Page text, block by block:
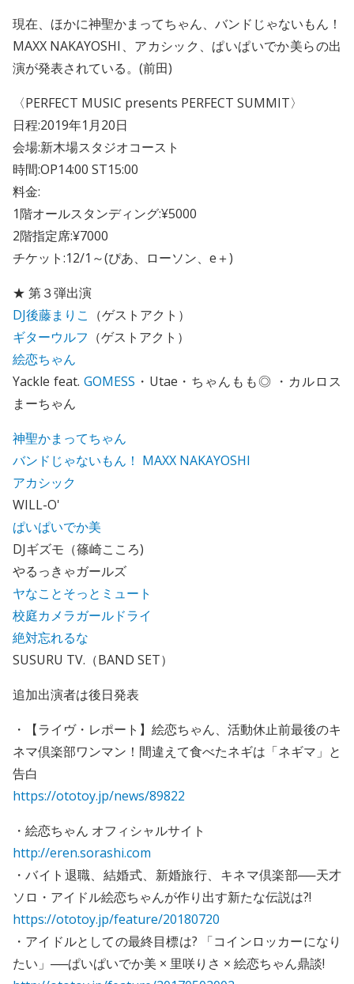
現在、ほかに神聖かまってちゃん、バンドじゃないもん！
MAXX NAKAYOSHI、アカシック、ぱいぱいでか美らの出
演が発表されている。(前田)
〈PERFECT MUSIC presents PERFECT SUMMIT〉
日程:2019年1月20日
会場:新木場スタジオコースト
時間:OP14:00 ST15:00
料金:
1階オールスタンディング:¥5000
2階指定席:¥7000
チケット:12/1～(ぴあ、ローソン、e＋)
★ 第３弾出演
DJ後藤まりこ （ゲストアクト）
ギターウルフ （ゲストアクト）
絵恋ちゃん
Yackle feat. GOMESS ・Utae・ちゃんもも◎ ・カルロス
まーちゃん
神聖かまってちゃん
バンドじゃないもん！ MAXX NAKAYOSHI
アカシック
WILL-O'
ぱいぱいでか美
DJギズモ（篠崎こころ)
やるっきゃガールズ
ヤなことそっとミュート
校庭カメラガールドライ
絶対忘れるな
SUSURU TV.（BAND SET）
追加出演者は後日発表
・【ライヴ・レポート】絵恋ちゃん、活動休止前最後のキ
ネマ倶楽部ワンマン！間違えて食べたネギは「ネギマ」と
告白
https://ototoy.jp/news/89822
・絵恋ちゃん オフィシャルサイト
http://eren.sorashi.com
・バイト退職、結婚式、新婚旅行、キネマ倶楽部──天才
ソロ・アイドル絵恋ちゃんが作り出す新たな伝説は?!
https://ototoy.jp/feature/20180720
・アイドルとしての最終目標は? 「コインロッカーになり
たい」──ぱいぱいでか美 × 里咲りさ × 絵恋ちゃん鼎談!